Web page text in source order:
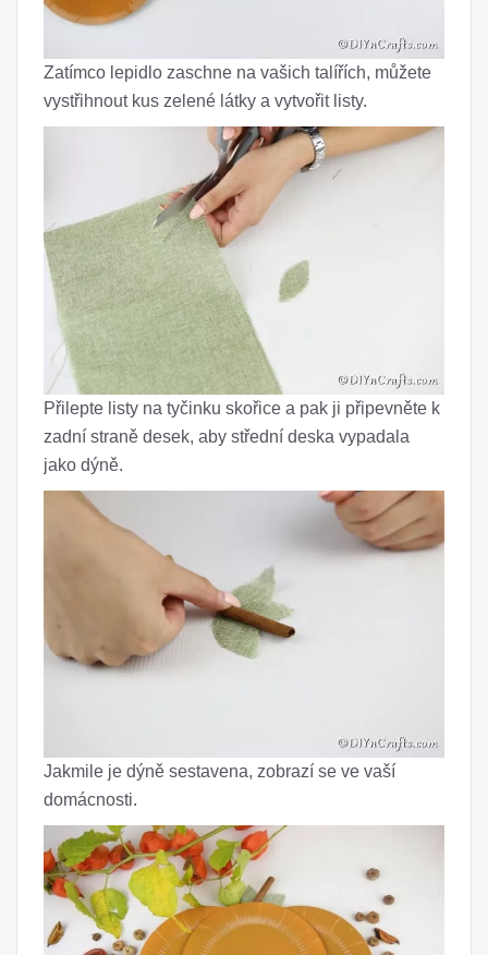
Zatímco lepidlo zaschne na vašich talířích, můžete
vystřihnout kus zelené látky a vytvořit listy.
Přilepte listy na tyčinku skořice a pak ji připevněte k
zadní straně desek, aby střední deska vypadala
jako dýně.
Jakmile je dýně sestavena, zobrazí se ve vaší
domácnosti.